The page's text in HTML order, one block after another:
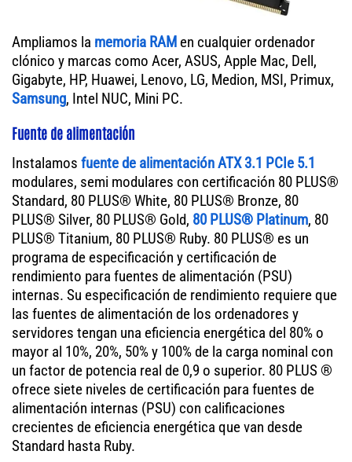
Ampliamos la memoria RAM en cualquier ordenador
clónico y marcas como Acer, ASUS, Apple Mac, Dell,
Gigabyte, HP, Huawei, Lenovo, LG, Medion, MSI, Primux,
Samsung, Intel NUC, Mini PC.
Fuente de alimentación
Instalamos fuente de alimentación ATX 3.1 PCIe 5.1
modulares, semi modulares con certificación 80 PLUS®
Standard, 80 PLUS® White, 80 PLUS® Bronze, 80
PLUS® Silver, 80 PLUS® Gold, 80 PLUS® Platinum, 80
PLUS® Titanium, 80 PLUS® Ruby. 80 PLUS® es un
programa de especificación y certificación de
rendimiento para fuentes de alimentación (PSU)
internas. Su especificación de rendimiento requiere que
las fuentes de alimentación de los ordenadores y
servidores tengan una eficiencia energética del 80% o
mayor al 10%, 20%, 50% y 100% de la carga nominal con
un factor de potencia real de 0,9 o superior. 80 PLUS ®
ofrece siete niveles de certificación para fuentes de
alimentación internas (PSU) con calificaciones
crecientes de eficiencia energética que van desde
Standard hasta Ruby.